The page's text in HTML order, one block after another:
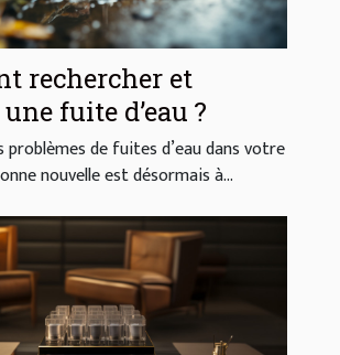
rechercher et
fuite d’eau ?
problèmes de fuites d’eau dans votre
nouvelle est désormais à...